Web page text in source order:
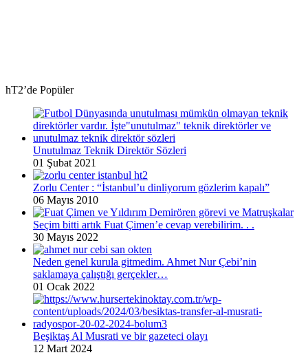
hT2’de Popüler
Unutulmaz Teknik Direktör Sözleri
01 Şubat 2021
Zorlu Center : “İstanbul’u dinliyorum gözlerim kapalı”
06 Mayıs 2010
Seçim bitti artık Fuat Çimen’e cevap verebilirim. . .
30 Mayıs 2022
Neden genel kurula gitmedim. Ahmet Nur Çebi’nin
saklamaya çalıştığı gerçekler…
01 Ocak 2022
Beşiktaş Al Musrati ve bir gazeteci olayı
12 Mart 2024